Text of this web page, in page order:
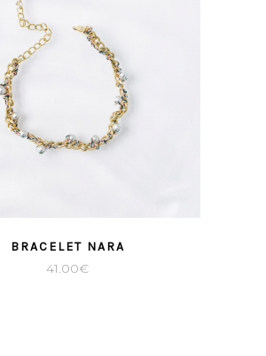
BRACELET NARA
41.00€